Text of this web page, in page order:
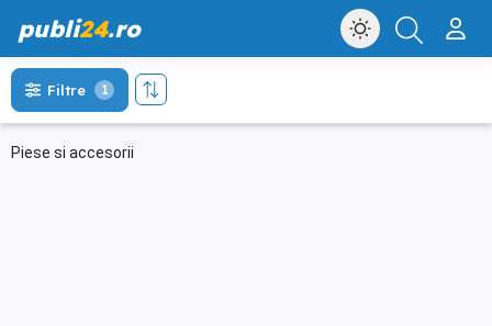
publi24.ro
Piese si accesorii
Filtre 1